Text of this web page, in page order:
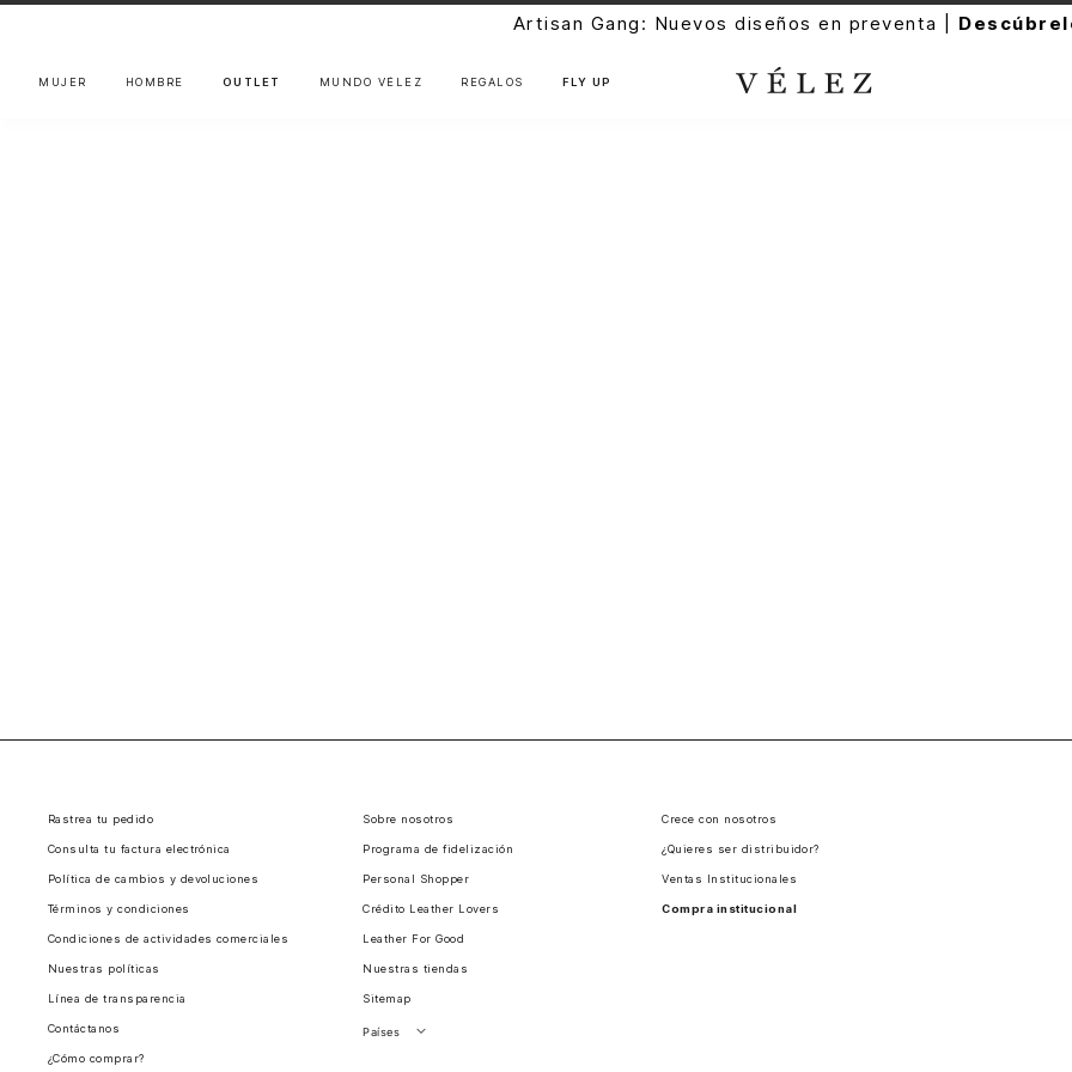
Artisan Gang: Nuevos diseños en preventa |
MUJER HOMBRE OUTLET MUNDO VÉLEZ REGALOS FLY UP
Rastrea tu pedido
Consulta tu factura electrónica
Política de cambios y devoluciones
Términos y condiciones
Condiciones de actividades comerciales
Nuestras políticas
Línea de transparencia
Contáctanos
¿Cómo comprar?
Sobre nosotros
Programa de fidelización
Personal Shopper
Crédito Leather Lovers
Leather For Good
Nuestras tiendas
Sitemap
Países
Crece con nosotros
¿Quieres ser distribuidor?
Ventas Institucionales
Compra institucional